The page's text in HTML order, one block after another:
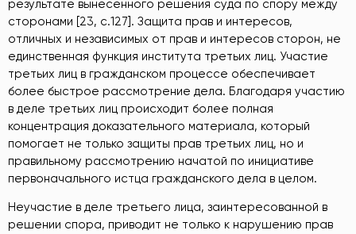
результате вынесенного решения суда по спору между
сторонами [23, c.127]. Защита прав и интересов,
отличных и независимых от прав и интересов сторон, не
единственная функция института третьих лиц. Участие
третьих лиц в гражданском процессе обеспечивает
более быстрое рассмотрение дела. Благодаря участию
в деле третьих лиц происходит более полная
концентрация доказательного материала, который
помогает не только защиты прав третьих лиц, но и
правильному рассмотрению начатой по инициативе
первоначального истца гражданского дела в целом.
Неучастие в деле третьего лица, заинтересованной в
решении спора, приводит не только к нарушению прав